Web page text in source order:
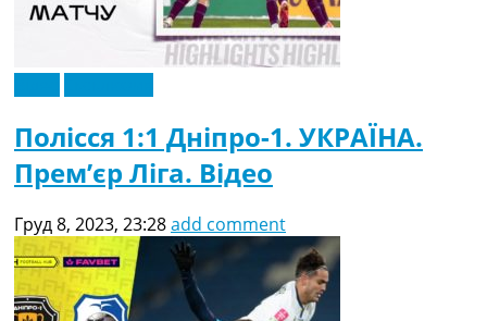
Полісся 1:1 Дніпро-1. УКРАЇНА.
Прем’єр Ліга. Відео
Груд 8, 2023, 23:28add comment